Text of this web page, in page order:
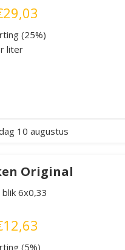
(25%)
liter
10 augustus
Original
6x0,33
(5%)